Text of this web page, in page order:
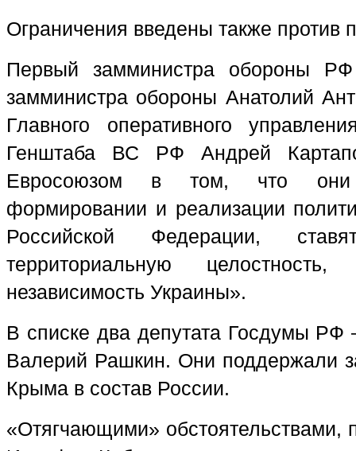
Ограничения введены также против
Первый замминистра обороны
замминистра обороны Анатолий
Главного оперативного
Генштаба ВС РФ Андрей
Евросоюзом в том, что они
формировании и реализации
Российской Федерации,
территориальную
независимость Украины».
В списке два депутата Госдумы
Валерий Рашкин. Они поддержали
Крыма в состав России.
«Отягчающими» обстоятельствами,